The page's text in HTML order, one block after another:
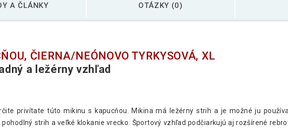
A ČLÁNKY OTÁZKY (0)
ČIERNA/NEÓNOVO TYRKYSOVÁ, XL
a ležérny vzhľad
privítate túto mikinu s kapucňou. Mikina má ležérny strih a je možné ju
strih a veľké klokanie vrecko. Športový vzhľad podčiarkujú aj rozšírené